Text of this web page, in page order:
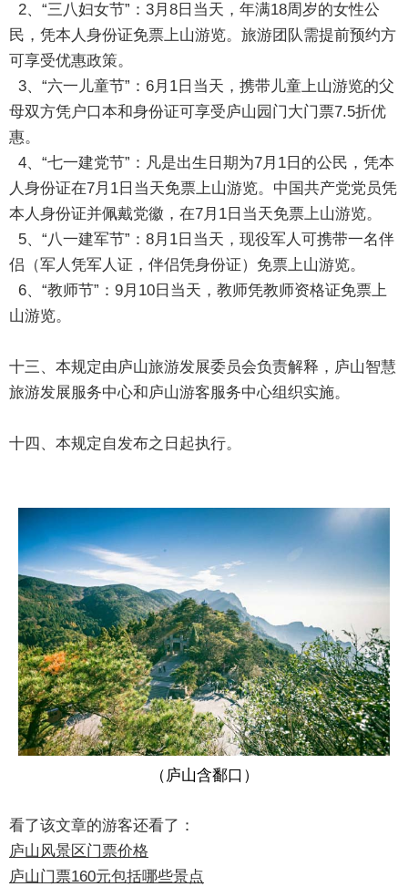
2、“三八妇女节”：3月8日当天，年满18周岁的女性公
民，凭本人身份证免票上山游览。旅游团队需提前预约方
可享受优惠政策。
3、“六一儿童节”：6月1日当天，携带儿童上山游览的父
母双方凭户口本和身份证可享受庐山园门大门票7.5折优
惠。
4、“七一建党节”：凡是出生日期为7月1日的公民，凭本
人身份证在7月1日当天免票上山游览。中国共产党党员凭
本人身份证并佩戴党徽，在7月1日当天免票上山游览。
5、“八一建军节”：8月1日当天，现役军人可携带一名伴
侣（军人凭军人证，伴侣凭身份证）免票上山游览。
6、“教师节”：9月10日当天，教师凭教师资格证免票上
山游览。
十三、本规定由庐山旅游发展委员会负责解释，庐山智慧
旅游发展服务中心和庐山游客服务中心组织实施。
十四、本规定自发布之日起执行。
（庐山含鄱口）
看了该文章的游客还看了：
庐山风景区门票价格
庐山门票160元包括哪些景点